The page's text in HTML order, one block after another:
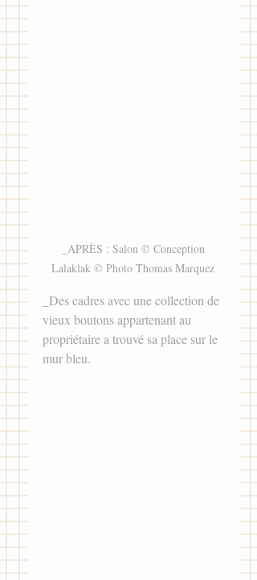
_APRÈS : Salon © Conception
Lalaklak © Photo Thomas Marquez
_Des cadres avec une collection de
vieux boutons appartenant au
propriétaire a trouvé sa place sur le
mur bleu.